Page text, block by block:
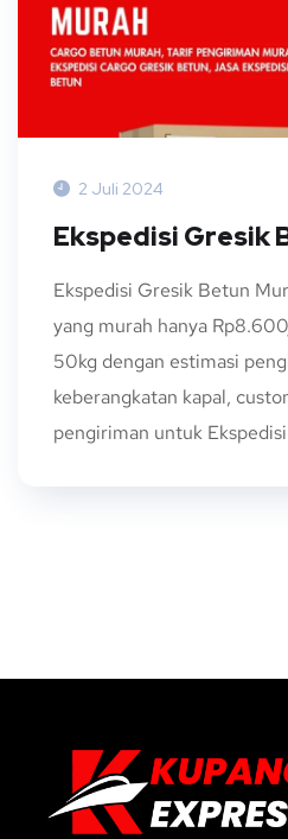
2 Juli 2024
Ekspedisi Gresik
Ekspedisi Gresik Betun
yang murah hanya
50kg dengan estimasi
keberangkatan kapal,
pengiriman untuk